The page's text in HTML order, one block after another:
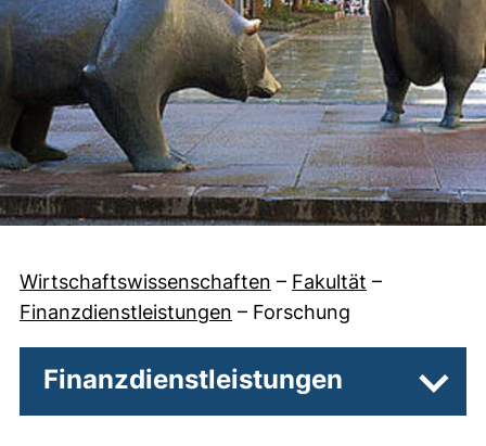
Wirtschaftswissenschaften – Fakultät –
Finanzdienstleistungen – Forschung
Finanzdienstleistungen